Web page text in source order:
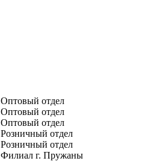
Оптовый отдел
Оптовый отдел
Оптовый отдел
Розничный отдел
Розничный отдел
Филиал г. Пружаны